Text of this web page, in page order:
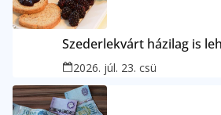
Szederlekvárt házilag is
2026. júl. 23. csü